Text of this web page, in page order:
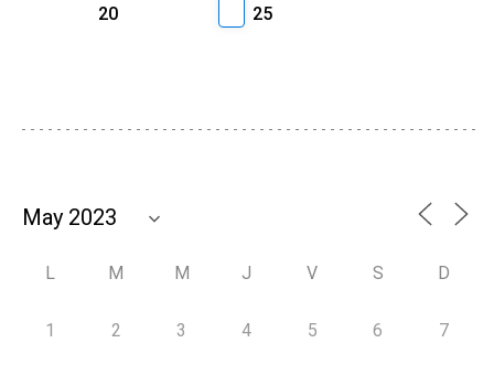
20
25
L M M J V S D
1 2 3 4 5 6 7